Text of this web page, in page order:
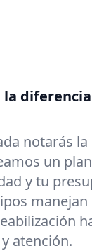
la
notarás
un
y tu
atención.